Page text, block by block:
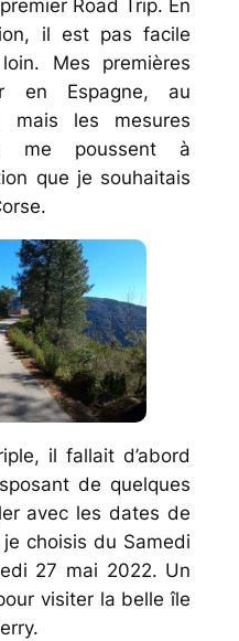
Road Trip. En
il est pas facile
Mes premières
en Espagne, au
mais les mesures
me poussent à
que je souhaitais
il fallait d’abord
de quelques
avec les dates de
choisis du Samedi
27 mai 2022. Un
visiter la belle île